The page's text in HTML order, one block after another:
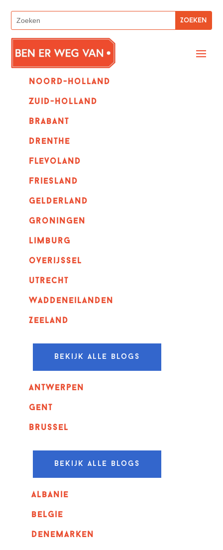
Noord-holland
zuid-holland
Brabant
Drenthe
Flevoland
Friesland
Gelderland
Groningen
Limburg
overijssel
utrecht
Waddeneilanden
Zeeland
Bekijk alle blogs
Antwerpen
GENT
Brussel
Bekijk alle blogs
albanie
belgie
denemarken